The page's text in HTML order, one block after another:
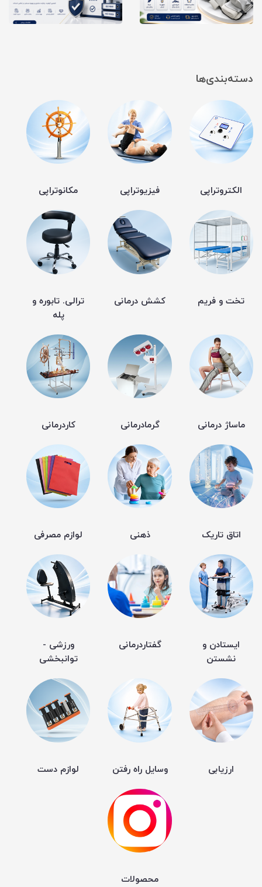
دسته‌بندی‌ها
الکتروتراپی فیزیوتراپی مکانوتراپی
تخت و فریم کشش درمانی
ترالی. تابوره و
پله
ماساژ درمانی گرمادرمانی کاردرمانی
اتاق تاریک ذهنی لوازم مصرفی
ایستادن و
نشستن
گفتاردرمانی
ورزشی -
توانبخشی
ارزیابی وسایل راه رفتن لوازم دست
محصولات